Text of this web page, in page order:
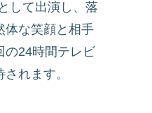
して出演し、落
体な笑顔と相手
の24時間テレビ
れます。